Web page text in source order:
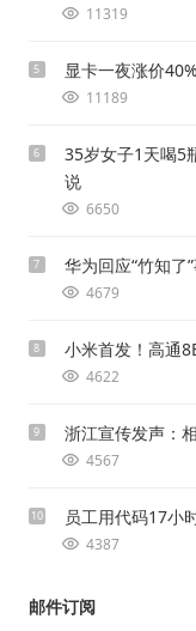
11319
5 显卡一夜涨价
11189
6
35岁女子1天喝5
说
6650
7 华为回应“竹知了
4679
8 小米首发！高通
4622
9 浙江宣传发声：
4567
10 员工用代码17小
4387
邮件订阅